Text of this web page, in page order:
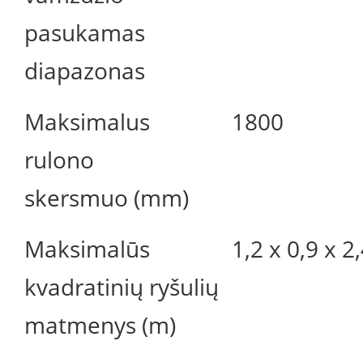
pasukamas
diapazonas
Maksimalus
rulono
skersmuo (mm)
1800
Maksimalūs
kvadratinių ryšulių
matmenys (m)
1,2 x 0,9 x